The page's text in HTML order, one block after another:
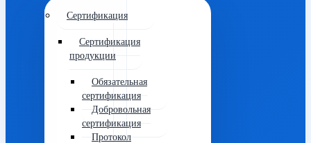
Сертификация
Сертификация
продукции
Обязательная
сертификация
Добровольная
сертификация
Протокол